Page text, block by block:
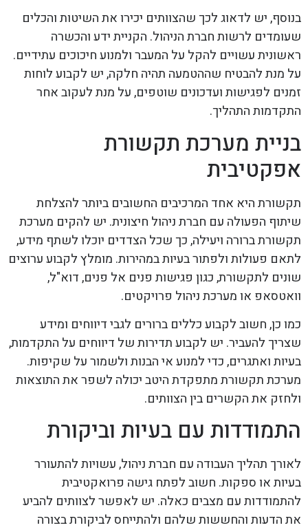
בנוסף, יש לדאוג לכך שהצוותים יכירו את השיטות והכלים
שעומדים לרשות חברת הניהול. הקניית ידע והכשרה
ראשונית עשויים להקל על המעבר ולמנוע חיכוכים עתידיים.
על מנת להבטיח שההטמעה תהיה חלקה, יש לקבוע לוחות
זמנים לפגישות ועדכונים שוטפים, על מנת לעקוב אחר
התקדמות התהליך.
בניית מערכת תקשורת
אפקטיבית
תקשורת היא אחד המרכיבים החשובים ביותר להצלחת
שיתוף הפעולה עם חברת ניהול חיצונית. יש להקים מערכת
תקשורת ברורה ויעילה, כך שכל הצדדים יוכלו לשתף מידע,
לתאם פעולות ולפתור בעיות במהירות. מומלץ לקבוע ערוצים
שונים לתקשורת, כגון פגישות פנים אל פנים, דוא"ל,
וואטסאפ או מערכת ניהול פרויקטים.
כמו כן, חשוב לקבוע כללים ברורים לגבי דיווחים ומידע
שצריך להעביר. יש לקבוע תדירות של דיווחים על התקדמות,
בעיות ואתגרים, כדי למנוע אי הבנות ולשמור על שקיפות.
מערכת תקשורת מתפקדת היטב יכולה לשפר את התוצאות
ולחזק את הקשרים בין הצוותים.
התמודדות עם בעיות וביקורת
לאורך תהליך העבודה עם חברת ניהול, עשויות להתעורר
בעיות או ספקות. חשוב לפתח גישה פרואקטיבית
להתמודדות עם מצבים כאלה. יש לאפשר לצוותים להביע
את הדעות והחששות שלהם ולהתייחס לביקורת בצורה